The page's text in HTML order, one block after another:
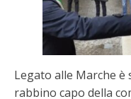
Legato alle Marche è
rabbino capo della